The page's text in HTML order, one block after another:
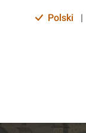
Polski |